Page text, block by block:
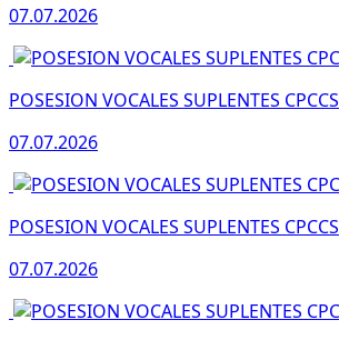
07.07.2026
POSESION VOCALES SUPLENTES CPCCS
07.07.2026
POSESION VOCALES SUPLENTES CPCCS
07.07.2026